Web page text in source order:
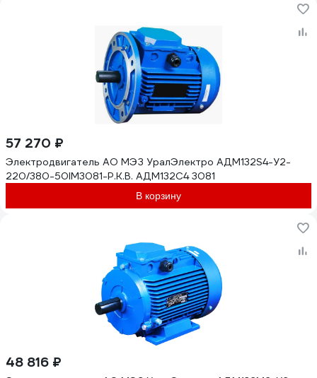
57 270 ₽
Электродвигатель АО МЭЗ УралЭлектро АДМ132S4-У2-
220/380-50IM3081-Р.К.В. АДМ132С4 3081
В корзину
48 816 ₽